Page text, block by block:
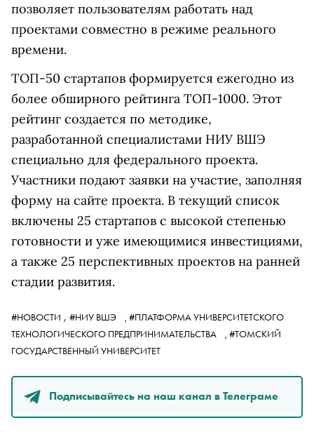
позволяет пользователям работать над
проектами совместно в режиме реального
времени.
ТОП-50 стартапов формируется ежегодно из
более обширного рейтинга ТОП-1000. Этот
рейтинг создается по методике,
разработанной специалистами НИУ ВШЭ
специально для федерального проекта.
Участники подают заявки на участие, заполняя
форму на сайте проекта. В текущий список
включены 25 стартапов с высокой степенью
готовности и уже имеющимися инвестициями,
а также 25 перспективных проектов на ранней
стадии развития.
#НОВОСТИ , #НИУ ВШЭ , #ПЛАТФОРМА УНИВЕРСИТЕТСКОГО
ТЕХНОЛОГИЧЕСКОГО ПРЕДПРИНИМАТЕЛЬСТВА
, #ТОМСКИЙ
ГОСУДАРСТВЕННЫЙ УНИВЕРСИТЕТ
Подписывайтесь на наш канал в Телеграме